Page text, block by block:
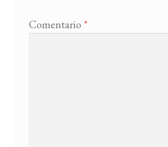
Comentario *